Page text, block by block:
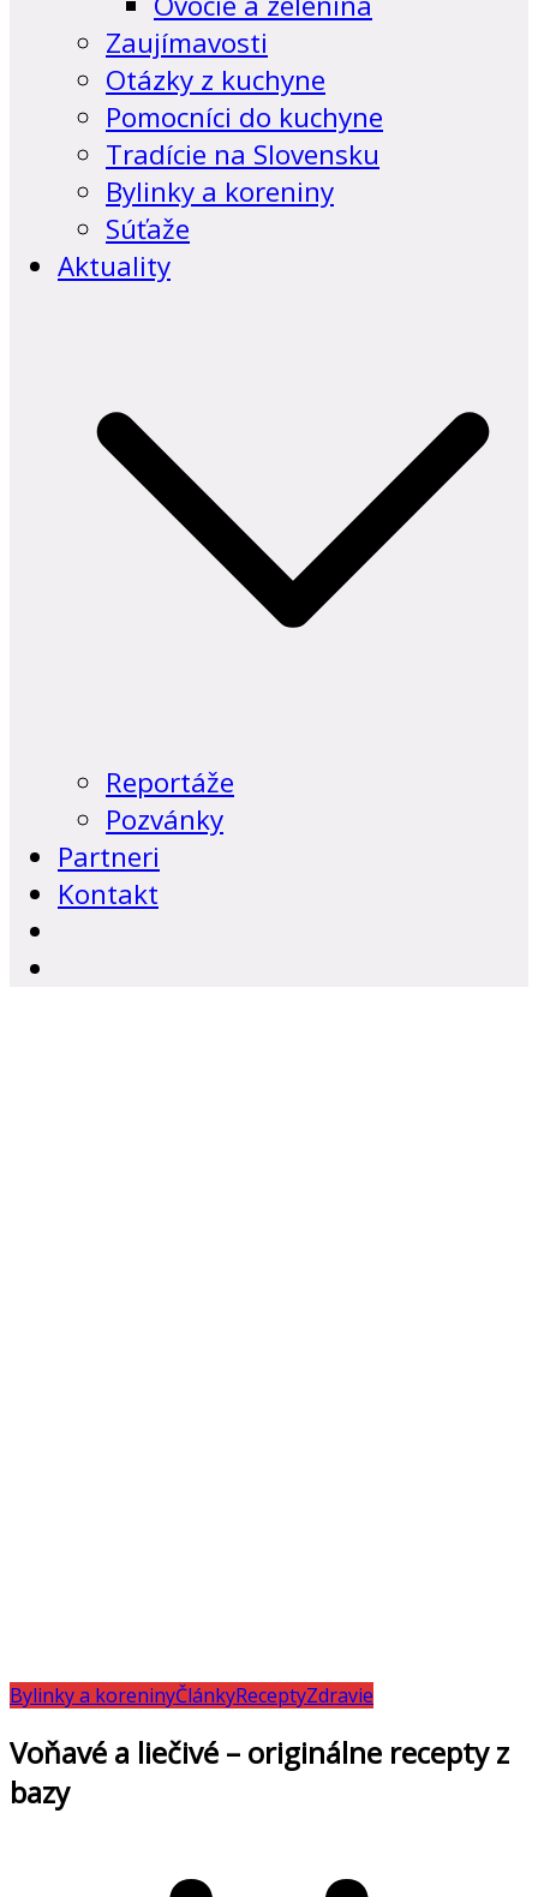
Zaujímavosti
Otázky z kuchyne
Pomocníci do kuchyne
Tradície na Slovensku
Bylinky a koreniny
Súťaže
Aktuality
Reportáže
Pozvánky
Partneri
Kontakt
Bylinky a koreninyČlánkyReceptyZdravie
Voňavé a liečivé – originálne recepty z
bazy